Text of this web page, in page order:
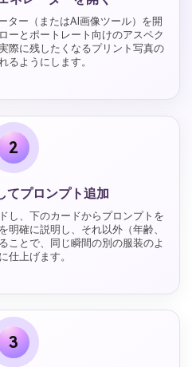
ター（またはAI画像ツール）を開
ーとポートレート向けのアスペク
際に残したくなるプリント写真の
るようにします。
2
てプロンプト追加
し、下のカードからプロンプトを
明確に説明し、それ以外（年齢、
ことで、同じ瞬間の別の服装のよ
仕上げます。
3